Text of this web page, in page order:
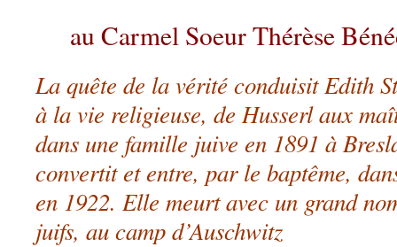
au Carmel Soeur Thérèse
La quête de la vérité conduisit Edith
à la vie religieuse, de Husserl aux
dans une famille juive en 1891 à
convertit et entre, par le baptême,
en 1922. Elle meurt avec un grand
juifs, au camp d’Auschwitz